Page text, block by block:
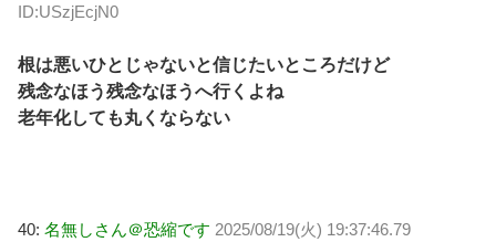
ID:USzjEcjN0
根は悪いひとじゃないと信じたいところだけど
残念なほう残念なほうへ行くよね
老年化しても丸くならない
40: 名無しさん＠恐縮です 2025/08/19(火) 19:37:46.79